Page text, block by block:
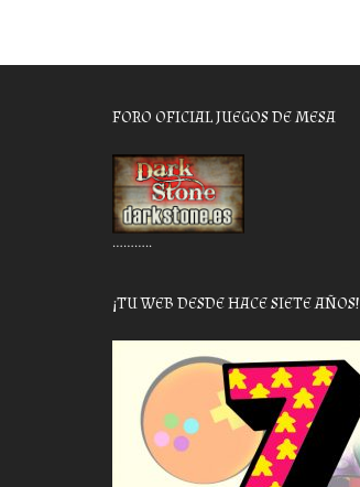
FORO OFICIAL JUEGOS DE MESA
………..
¡TU WEB DESDE HACE SIETE AÑOS!